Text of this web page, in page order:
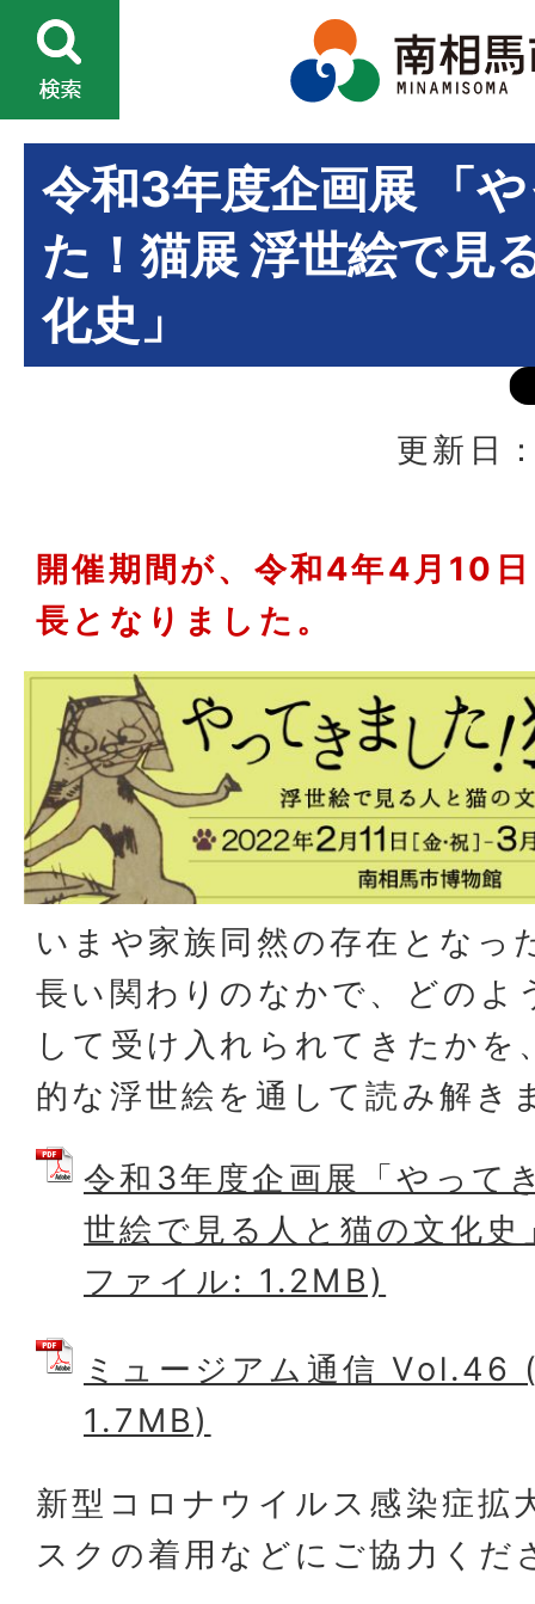
令和3年度企画展 「
た！猫展 浮世絵で見
化史」
更新日
開催期間が、令和4年4月10
長となりました。
いまや家族同然の存在となっ
長い関わりのなかで、どのよ
して受け入れられてきたかを
的な浮世絵を通して読み解き
令和3年度企画展「やって
世絵で見る人と猫の文化
ファイル: 1.2MB)
ミュージアム通信 Vol.46
1.7MB)
新型コロナウイルス感染症拡
スクの着用などにご協力くだ